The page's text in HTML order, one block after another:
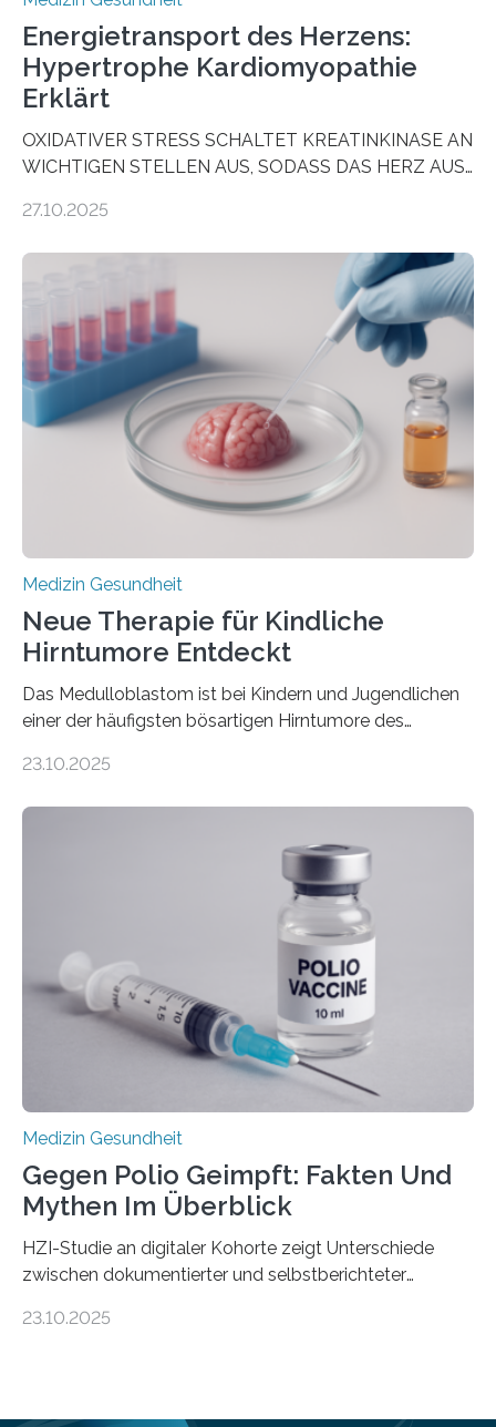
Energietransport des Herzens:
Hypertrophe Kardiomyopathie
Erklärt
OXIDATIVER STRESS SCHALTET KREATINKINASE AN
WICHTIGEN STELLEN AUS, SODASS DAS HERZ AUS
aus dem Deutschen Zentrum für Herzinsuffizienz
im Journal Circulation, warum der Energietransport bei
der Hypertrophen Kardiomyopathie (HCM) versagen
kann und wie sich durch eine Verringerung der
Herzbelastung und des oxidativen Stresses
Rhythmusstörungen reduzieren lassen. Würzburg. Die
hypertrophe Kardiomyopathie (HCM) ist die häufigste
erblich bedingte Herzerkrankung. Sie führt dazu, dass
sich die linke Herzkammer verdickt, der Herzmuskel zu
stark kontrahiert…
27.10.2025
Medizin Gesundheit
Neue Therapie für Kindliche
Hirntumore Entdeckt
Das Medulloblastom ist bei Kindern und Jugendlichen
einer der häufigsten bösartigen Hirntumore des
Betroffenen können mit heutigen Methoden geheilt
Dringend benötigt werden zielgerichtete Therapien, die
nur Tumorschwachstellen angreifen und normales
Gewebe verschonen. Forschende um Daniel Merk vom
Hertie-Institut für klinische Hirnforschung am
Universitätsklinikum Tübingen haben eine solche
Schwachstelle im Erbgut einer Untergruppe des
Medulloblastoms gefunden. Die Wilhelm Sander-
Stiftung unterstützte das Projekt…
23.10.2025
Medizin Gesundheit
Gegen Polio Geimpft: Fakten Und
Mythen Im Überblick
HZI-Studie an digitaler Kohorte zeigt Unterschiede
zwischen dokumentierter und selbstberichteter
Kinderlähmung, ist eine ansteckende Krankheit, die
23.10.2025